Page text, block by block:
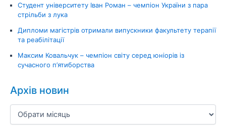
Студент університету Іван Роман – чемпіон України з пара
стрільби з лука
Дипломи магістрів отримали випускники факультету терапії
та реабілітації
Максим Ковальчук – чемпіон світу серед юніорів із
сучасного п’ятиборства
Архів новин